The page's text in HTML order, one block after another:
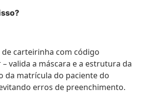
de carteirinha com código
valida a máscara e a estrutura da
da matrícula do paciente do
erros de preenchimento.